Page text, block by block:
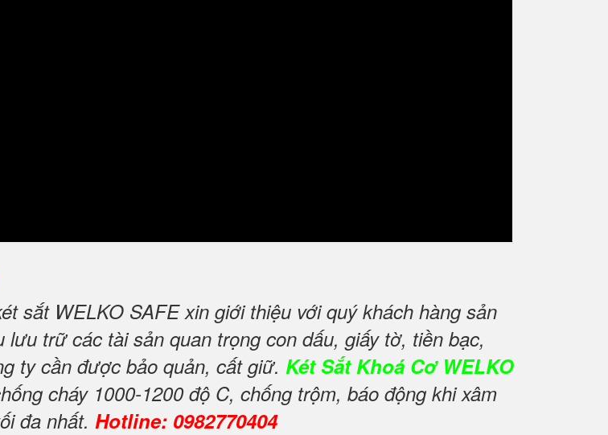
sắt WELKO SAFE xin giới thiệu với quý khách hàng sản
trữ các tài sản quan trọng con dấu, giấy tờ, tiền bạc,
ty cần được bảo quản, cất giữ. Két Sắt Khoá Cơ WELKO
cháy 1000-1200 độ C, chống trộm, báo động khi xâm
đa nhất. Hotline: 0982770404